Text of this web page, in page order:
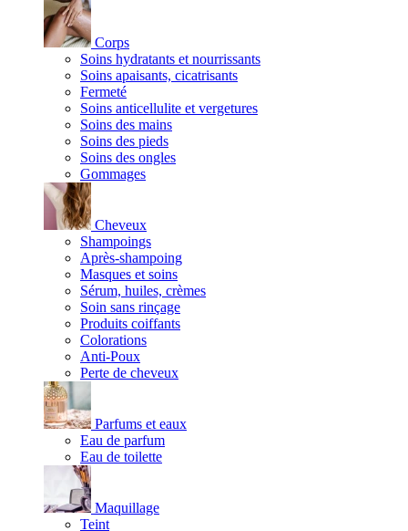
Corps
Soins hydratants et nourrissants
Soins apaisants, cicatrisants
Fermeté
Soins anticellulite et vergetures
Soins des mains
Soins des pieds
Soins des ongles
Gommages
Cheveux
Shampoings
Après-shampoing
Masques et soins
Sérum, huiles, crèmes
Soin sans rinçage
Produits coiffants
Colorations
Anti-Poux
Perte de cheveux
Parfums et eaux
Eau de parfum
Eau de toilette
Maquillage
Teint